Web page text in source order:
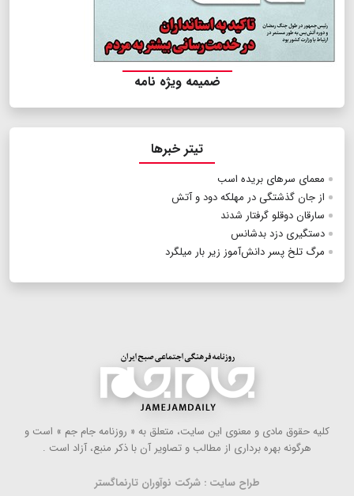
ضمیمه ویژه نامه
تیتر خبرها
معمای سرهای بریده اسب
از جان گذشتگی در مهلکه دود و آتش
سارقان دوقلو گرفتار شدند
دستگیری دزد بدشانس
مرگ تلخ پسر دانش‌آموز زیر بار میلگرد
كلیه حقوق مادی و معنوی این سایت، متعلق به « روزنامه جام جم » است و
هرگونه بهره ‌برداری از مطالب و تصاویر آن با ذكر منبع، آزاد است .
طراح سایت : شرکت نوآوران تارنماگستر